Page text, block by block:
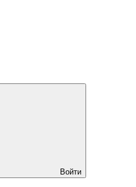
Войти